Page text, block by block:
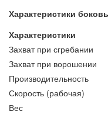
Характеристики
Характеристики
Захват при сгребании
Захват при ворошении
Производительность
Скорость (рабочая)
Вес